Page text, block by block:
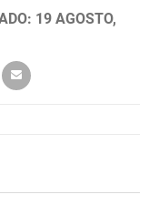
19 AGOSTO,